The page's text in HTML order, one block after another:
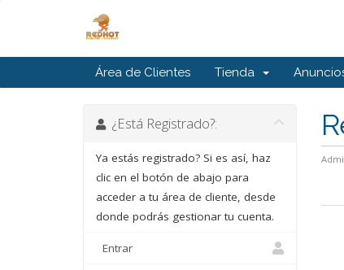
Área de Clientes Tienda
¿Está Registrado?:
Ya estás registrado? Si es así, haz
clic en el botón de abajo para
acceder a tu área de cliente, desde
donde podrás gestionar tu cuenta.
Entrar